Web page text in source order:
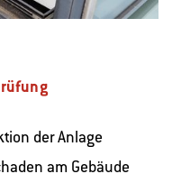
der Anlage
am Gebäude